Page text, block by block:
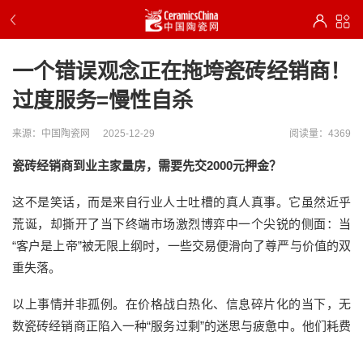
一个错误观念正在拖垮瓷砖经销商！
过度服务=慢性自杀
来源：中国陶瓷网 2025-12-29 阅读量：4369
瓷砖经销商到业主家量房，需要先交2000元押金？
这不是笑话，而是来自行业人士吐槽的真人真事。 它虽然近乎
荒诞，却撕开了当下终端市场激烈博弈中一个尖锐的侧面：
当
“客户是上帝”被无限上纲时，一些交易便滑向了尊严与价值的双
重失落。
以上事情并非孤例。在价格战白热化、信息碎片化的当下，无
数瓷砖经销商正陷入一种“服务过剩”的迷思与疲惫中。他们耗费